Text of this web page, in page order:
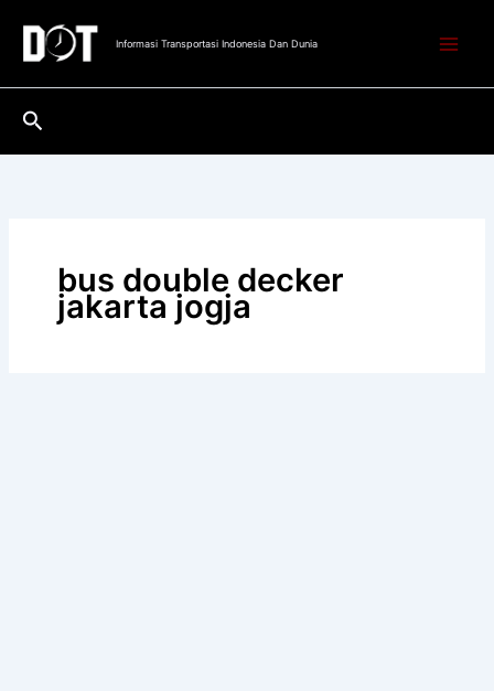
konten
Informasi Transportasi Indonesia Dan Dunia
Cari
bus double decker
jakarta jogja